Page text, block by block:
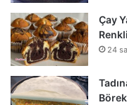
Çay
24